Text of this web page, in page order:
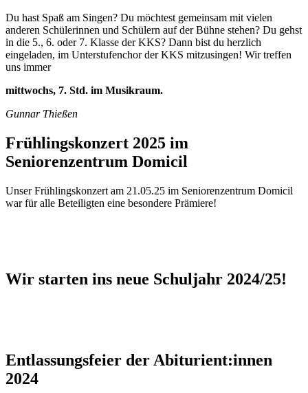
Du hast Spaß am Singen? Du möchtest gemeinsam mit vielen
anderen Schülerinnen und Schülern auf der Bühne stehen? Du gehst
in die 5., 6. oder 7. Klasse der KKS? Dann bist du herzlich
eingeladen, im Unterstufenchor der KKS mitzusingen! Wir treffen
uns immer
mittwochs, 7. Std. im Musikraum.
Gunnar Thießen
Frühlingskonzert 2025 im
Seniorenzentrum Domicil
Unser Frühlingskonzert am 21.05.25 im Seniorenzentrum Domicil
war für alle Beteiligten eine besondere Prämiere!
Wir starten ins neue Schuljahr 2024/25!
Entlassungsfeier der Abiturient:innen
2024